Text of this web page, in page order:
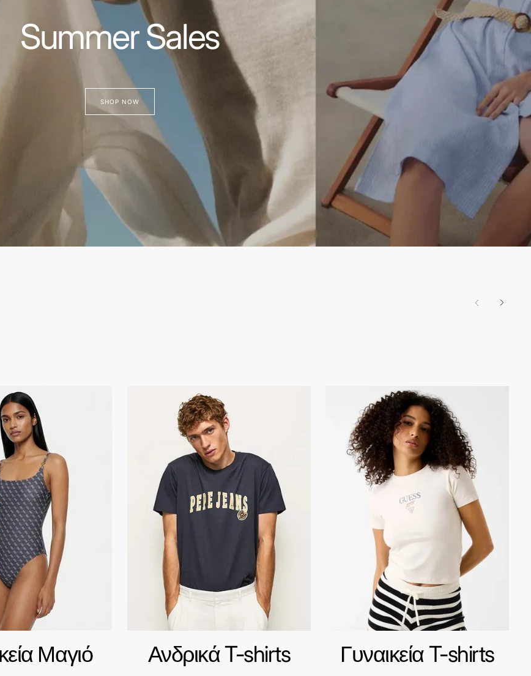
Μαγιό Ανδρικά T-shirts Γυναικεία T-shirts